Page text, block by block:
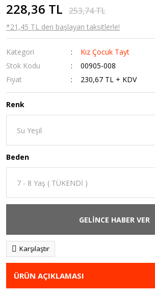
228,36 TL 253,74 TL
*21,45 TL den başlayan taksitlerle!
Kategori
Kız Çocuk Tayt
Stok Kodu
00905-008
Fiyat
230,67 TL + KDV
Renk
Beden
GELİNCE HABER VER
Karşılaştır
ÜRÜN AÇIKLAMASI